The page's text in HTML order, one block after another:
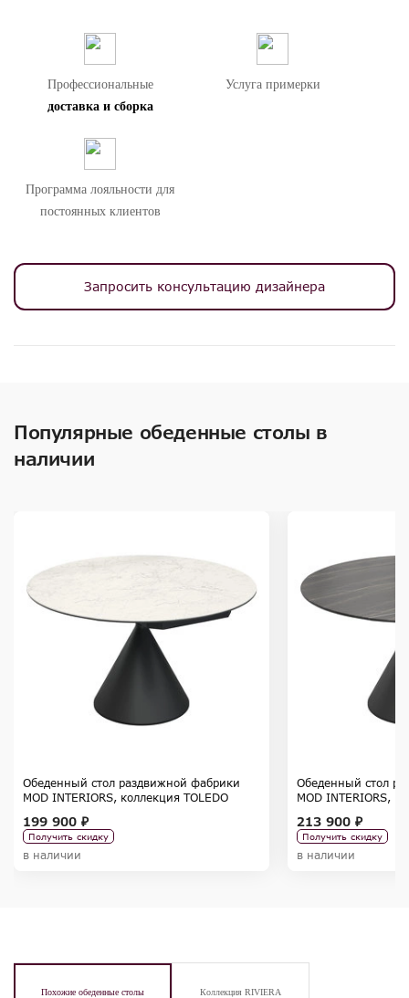
Профессиональные
доставка и сборка
Услуга примерки
Программа лояльности для
постоянных клиентов
Запросить консультацию дизайнера
Популярные обеденные столы в
наличии
Обеденный стол раздвижной фабрики
MOD INTERIORS, коллекция TOLEDO
199 900 ₽
Получить скидку
в наличии
Обеденный стол
MOD INTERIORS,
213 900 ₽
Получить скидку
в наличии
Похожие обеденные столы Коллекция RIVIERA